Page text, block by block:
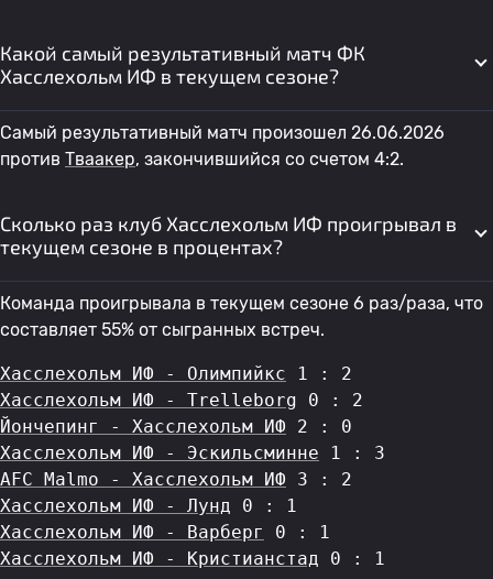
Какой самый результативный матч ФК
Хасслехольм ИФ в текущем сезоне?
Самый результативный матч произошел 26.06.2026
против Тваакер, закончившийся со счетом 4:2.
Сколько раз клуб Хасслехольм ИФ проигрывал в
текущем сезоне в процентах?
Команда проигрывала в текущем сезоне 6 раз/раза, что
составляет 55% от сыгранных встреч.
Хасслехольм ИФ - Олимпийкс 1 : 2
Хасслехольм ИФ - Trelleborg 0 : 2
Йончепинг - Хасслехольм ИФ 2 : 0
Хасслехольм ИФ - Эскильсминне 1 : 3
AFC Malmo - Хасслехольм ИФ 3 : 2
Хасслехольм ИФ - Лунд 0 : 1
Хасслехольм ИФ - Варберг
0 : 1
Хасслехольм ИФ - Кристианстад 0 : 1